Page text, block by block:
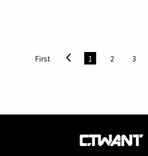
樂燈光節」將於9月12日至10月3日盛大
續四個周六於澎湖觀音亭舉辦演唱會。
旅程，也希望能把澎湖的美好分享給更
期間連續四個周六於澎湖觀音亭舉辦演
加碼一場演出，共計帶來五場巨星級音
First 1 2 3